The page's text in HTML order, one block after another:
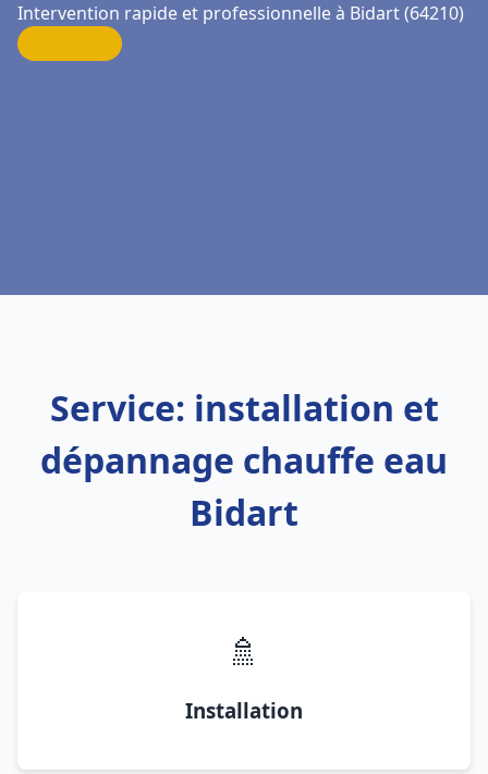
Intervention rapide et professionnelle à Bidart (64210)
Service: installation et
dépannage chauffe eau
Bidart
🚿
Installation